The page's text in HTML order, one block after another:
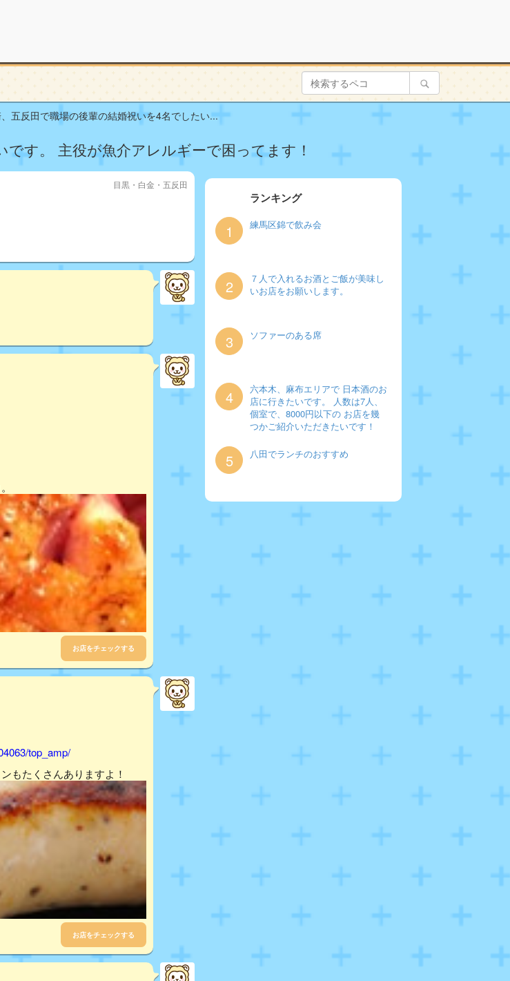
五反田で職場の後輩の結婚祝いを4名でしたい...
す。 主役が魚介アレルギーで困ってます！
目黒・白金・五反田
お店をチェックする
top_amp/
もたくさんありますよ！
お店をチェックする
ランキング
1 練馬区錦で飲み会
2
７人で入れるお酒とご飯が美味し
いお店をお願いします。
3 ソファーのある席
4
六本木、麻布エリアで 日本酒のお
店に行きたいです。 人数は7人、
個室で、8000円以下の お店を幾
つかご紹介いただきたいです！
5 八田でランチのおすすめ